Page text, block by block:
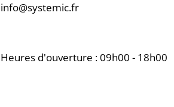
info@systemic.fr
Heures d'ouverture : 09h00 - 18h00